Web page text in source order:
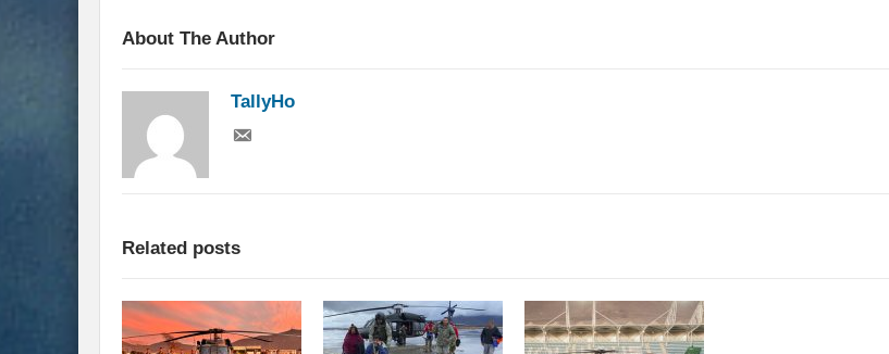
About The Author
TallyHo
Related posts